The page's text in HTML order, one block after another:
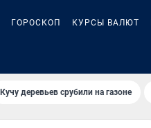
ГОРОСКОП КУРСЫ ВАЛЮТ
Кучу деревьев срубили на газоне